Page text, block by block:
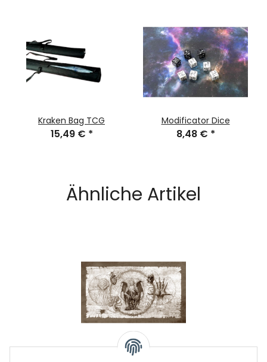
Kraken Bag TCG
15,49 € *
Modificator Dice
8,48 € *
Ähnliche Artikel
Leinwand Cthulhu Scroll